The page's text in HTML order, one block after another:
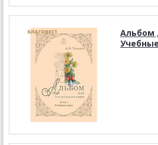
Альбом